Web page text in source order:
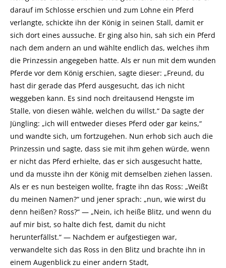
darauf im Schlosse erschien und zum Lohne ein Pferd
verlangte, schickte ihn der König in seinen Stall, damit er
sich dort eines aussuche. Er ging also hin, sah sich ein Pferd
nach dem andern an und wählte endlich das, welches ihm
die Prinzessin angegeben hatte. Als er nun mit dem wunden
Pferde vor dem König erschien, sagte dieser: „Freund, du
hast dir gerade das Pferd ausgesucht, das ich nicht
weggeben kann. Es sind noch dreitausend Hengste im
Stalle, von diesen wähle, welchen du willst.“ Da sagte der
Jüngling: „ich will entweder dieses Pferd oder gar keins,“
und wandte sich, um fortzugehen. Nun erhob sich auch die
Prinzessin und sagte, dass sie mit ihm gehen würde, wenn
er nicht das Pferd erhielte, das er sich ausgesucht hatte,
und da musste ihn der König mit demselben ziehen lassen.
Als er es nun besteigen wollte, fragte ihn das Ross: „Weißt
du meinen Namen?“ und jener sprach: „nun, wie wirst du
denn heißen? Ross?“ — „Nein, ich heiße Blitz, und wenn du
auf mir bist, so halte dich fest, damit du nicht
herunterfällst.“ — Nachdem er aufgestiegen war,
verwandelte sich das Ross in den Blitz und brachte ihn in
einem Augenblick zu einer andern Stadt,